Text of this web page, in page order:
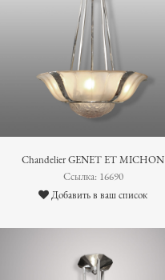
Chandelier GENET ET MICHON
Ссылка: 16690
Добавить в ваш список